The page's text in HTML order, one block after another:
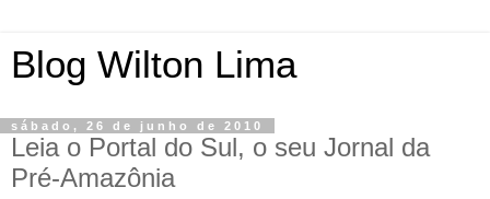
Blog Wilton Lima
sábado, 26 de junho de 2010
Leia o Portal do Sul, o seu Jornal da
Pré-Amazônia